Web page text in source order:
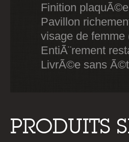
Finition
Pavillon
visage de femme
EntiÃ¨rement
LivrÃ©e sans
PRODUITS